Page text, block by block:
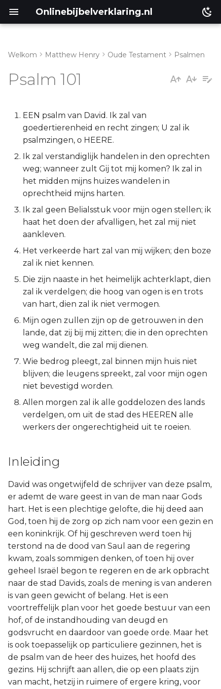
Onlinebijbelverklaring.nl
Lukas
Johannes
Romeinen
1 Korinthe
2 Korinthe
Galaten
Éfeze
Filipenzen
Kolossenzen
1 Thessalonicenzen
2 Thessalonicenzen
1 Timótheüs
2 Timótheüs
Filémon
Hebreeën
Jakobus
1 Petrus
2 Petrus
1 Johannes
2 Johannes
3 Johannes
Judas
Welkom Matthew Henry Oude Testament Psalmen
Psalm 101
EEN psalm van David. Ik zal van
goedertierenheid en recht zingen; U zal ik
psalmzingen, o HEERE.
Ik zal verstandiglijk handelen in den oprechten
weg; wanneer zult Gij tot mij komen? Ik zal in
het midden mijns huizes wandelen in
oprechtheid mijns harten.
Ik zal geen Belialsstuk voor mijn ogen stellen; ik
haat het doen der afvalligen, het zal mij niet
aankleven.
Het verkeerde hart zal van mij wijken; den boze
zal ik niet kennen.
Die zijn naaste in het heimelijk achterklapt, dien
zal ik verdelgen; die hoog van ogen is en trots
van hart, dien zal ik niet vermogen.
Mijn ogen zullen zijn op de getrouwen in den
lande, dat zij bij mij zitten; die in den oprechten
weg wandelt, die zal mij dienen.
Wie bedrog pleegt, zal binnen mijn huis niet
blijven; die leugens spreekt, zal voor mijn ogen
niet bevestigd worden.
Allen morgen zal ik alle goddelozen des lands
verdelgen, om uit de stad des HEEREN alle
werkers der ongerechtigheid uit te roeien.
Inleiding
David was ongetwijfeld de schrijver van deze psalm,
er ademt de ware geest in van de man naar Gods
hart. Het is een plechtige gelofte, die hij deed aan
God, toen hij de zorg op zich nam voor een gezin en
een koninkrijk. Of hij geschreven werd toen hij
terstond na de dood van Saul aan de regering
kwam, zoals sommigen denken, of toen hij over
geheel Israël begon te regeren en de ark opbracht
naar de stad Davids, zoals de mening is van anderen
is van geen gewicht of belang. Het is een
voortreffelijk plan voor het goede bestuur van een
hof, of de instandhouding van deugd en
godsvrucht en daardoor van goede orde. Maar het
is ook toepasselijk op particuliere gezinnen, het is
de psalm van de heer des huizes, het hoofd des
gezins. Hij schrijft aan allen, die op een plaats zijn
van macht, hetzij in ruimere of ergere kring, voor